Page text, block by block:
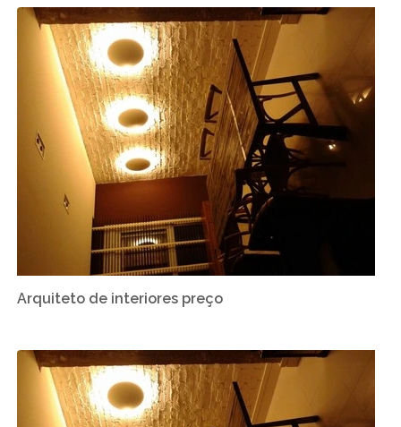
Arquiteto de interiores preço